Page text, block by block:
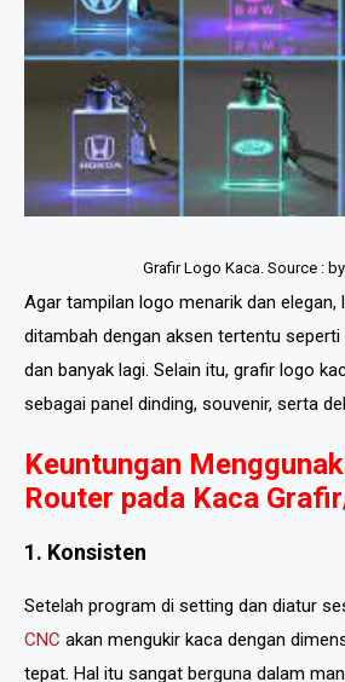
Grafir Logo Kaca. Source :
Agar tampilan logo menarik dan elegan,
ditambah dengan aksen tertentu
dan banyak lagi. Selain itu, grafir logo
sebagai panel dinding, souvenir, serta
Keuntungan
Router pada Kaca
1. Konsisten
Setelah program di setting dan diatur
CNC akan mengukir kaca dengan
tepat. Hal itu sangat berguna dalam